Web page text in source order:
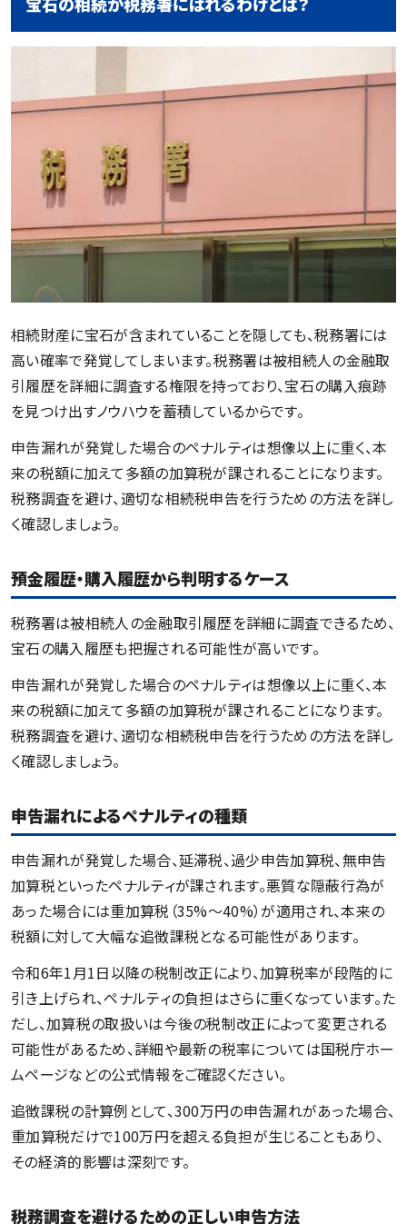
相続財産に宝石が含まれていることを隠しても、税務署には
高い確率で発覚してしまいます。税務署は被相続人の金融取
引履歴を詳細に調査する権限を持っており、宝石の購入痕跡
を見つけ出すノウハウを蓄積しているからです。
申告漏れが発覚した場合のペナルティは想像以上に重く、本
来の税額に加えて多額の加算税が課されることになります。
税務調査を避け、適切な相続税申告を行うための方法を詳し
く確認しましょう。
預金履歴・購入履歴から判明するケース
税務署は被相続人の金融取引履歴を詳細に調査できるため、
宝石の購入履歴も把握される可能性が高いです。
申告漏れが発覚した場合のペナルティは想像以上に重く、本
来の税額に加えて多額の加算税が課されることになります。
税務調査を避け、適切な相続税申告を行うための方法を詳し
く確認しましょう。
申告漏れによるペナルティの種類
申告漏れが発覚した場合、延滞税、過少申告加算税、無申告
加算税といったペナルティが課されます。悪質な隠蔽行為が
あった場合には重加算税（35%～40%）が適用され、本来の
税額に対して大幅な追徴課税となる可能性があります。
令和6年1月1日以降の税制改正により、加算税率が段階的に
引き上げられ、ペナルティの負担はさらに重くなっています。た
だし、加算税の取扱いは今後の税制改正によって変更される
可能性があるため、詳細や最新の税率については国税庁ホー
ムページなどの公式情報をご確認ください。
追徴課税の計算例として、300万円の申告漏れがあった場合、
重加算税だけで100万円を超える負担が生じることもあり、
その経済的影響は深刻です。
税務調査を避けるための正しい申告方法